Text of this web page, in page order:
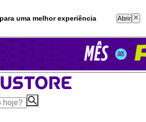
2551
uma melhor experiência Abrir